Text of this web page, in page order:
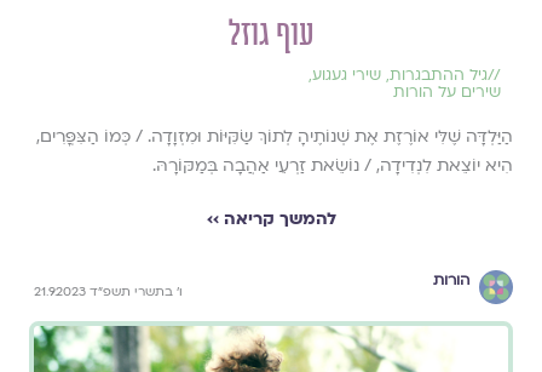
עוף גוזל
//גיל ההתבגרות, שירי געגוע,
שירים על הורות
הַיַּלְדָּה שֶׁלִּי אוֹרֶזֶת אֶת שְׁנוֹתֶיהָ לְתוֹךְ שַׂקִּיּוֹת וּמִזְוָדָה. / כְּמוֹ הַצִּפֳּרִים,
הִיא יוֹצֵאת לִנְדִידָה, / נוֹשֵׂאת זַרְעֵי אַהֲבָה בְּמַקּוֹרָהּ.
להמשך קריאה ››
הורות
ו׳ בתשרי תשפ״ד 21.9.2023